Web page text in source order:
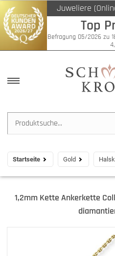
Juweliere
Top
Befragung 05/2026 zu
Startseite Gold
1,2mm Kette Ankerkette